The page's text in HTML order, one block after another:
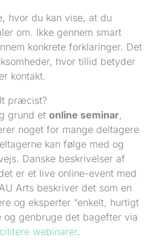
hvor du kan vise, at du
om. Ikke gennem smart
konkrete forklaringer. Det
hvor tillid betyder
kontakt.
præcist?
grund etonline seminar,
noget for mange deltagere
kan følge med og
Danske beskrivelser af
er et live online-event med
Arts beskriver det som en
og eksperter “enkelt, hurtigt
og genbruge det bagefter via
webinarer.